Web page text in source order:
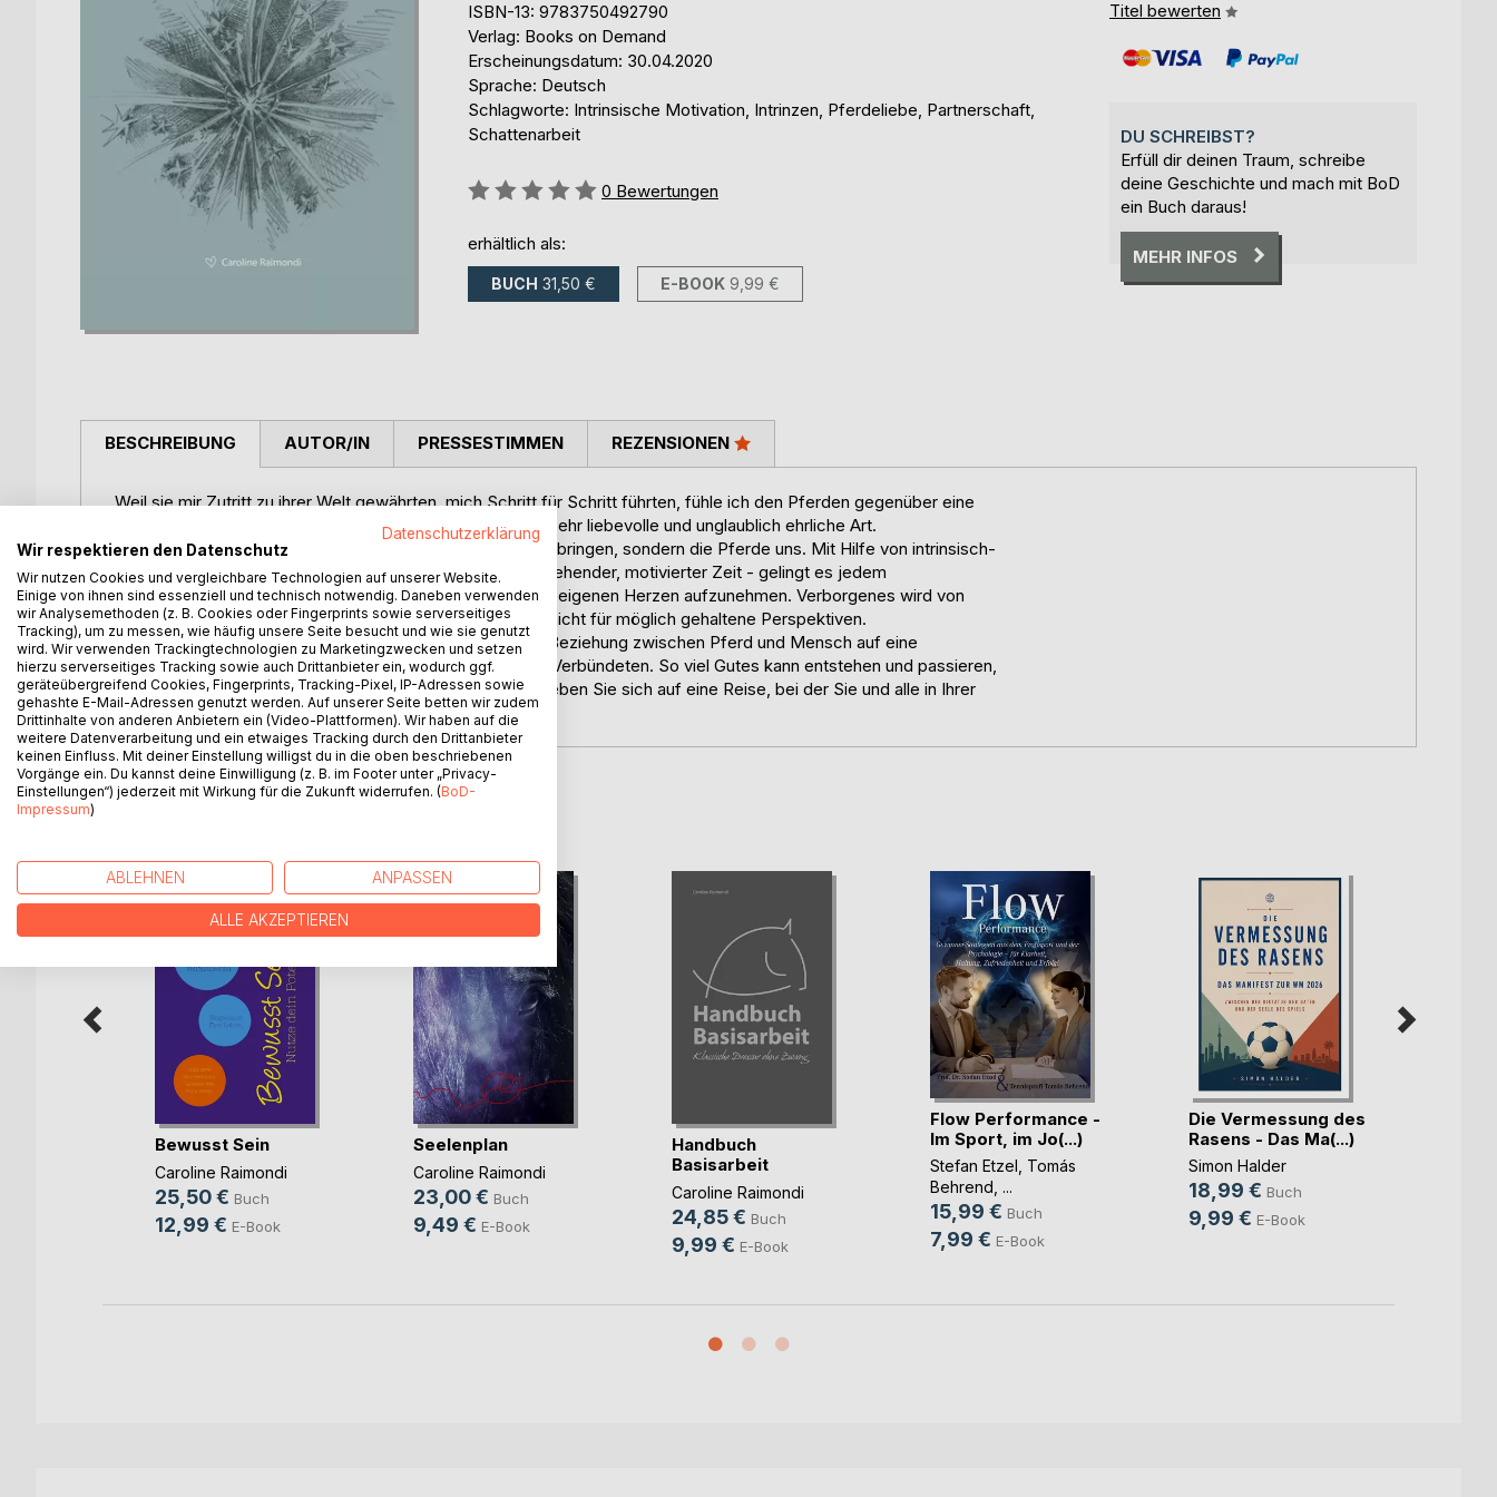
ISBN-13: 9783750492790
Verlag: Books on Demand
Erscheinungsdatum: 30.04.2020
Sprache: Deutsch
Schlagworte: Intrinsische Motivation, Intrinzen, Pferdeliebe, Partnerschaft,
Schattenarbeit
Bewertung::
0 Bewertungen
erhältlich als:
BUCH 31,50 € E-BOOK 9,99 €
Titel bewerten
DU SCHREIBST?
Erfüll dir deinen Traum, schreibe
deine Geschichte und mach mit BoD
ein Buch daraus!
MEHR INFOS
BESCHREIBUNG
Weil sie mir Zutritt zu ihrer Welt gewährten, mich Schritt für Schritt führten, fühle ich den Pferden gegenüber eine
riesengrosse Dankbarkeit. Sie waren hartnäckig auf eine sehr liebevolle und unglaublich ehrliche Art.
Heute weiss ich: Nicht wir müssen den Pferden etwas beibringen, sondern die Pferde uns. Mit Hilfe von intrinsisch-
basierender "Arbeit" - oder gemeinsamer, von innen ausgehender, motivierter Zeit - gelingt es jedem
Pferdebesitzer, Kontakt zum Innern des Pferdes und zum eigenen Herzen aufzunehmen. Verborgenes wird von
alleine sichtbar gemacht und eröffnet somit neue, bisher nicht für möglich gehaltene Perspektiven.
Durch die "Psychomotorik pro Pferd" verändert sich die Beziehung zwischen Pferd und Mensch auf eine
wundervolle Art. Man verbindet sich und wird dadurch zu Verbündeten. So viel Gutes kann entstehen und passieren,
wenn wir uns darauf einlassen. Probieren Sie es aus, begeben Sie sich auf eine Reise, bei der Sie und alle in Ihrer
Umgebung nur gewinnen können.
AUTOR/IN PRESSESTIMMEN REZENSIONEN
WEITERE TITEL BEI
Bewusst Sein
Caroline Raimondi
25,50 € Buch
12,99 € E-Book
Seelenplan
Caroline Raimondi
23,00 € Buch
9,49 € E-Book
Handbuch
Basisarbeit
Caroline Raimondi
24,85 € Buch
9,99 € E-Book
Flow Performance -
Im Sport, im Jo(...)
Stefan Etzel Tomás
Behrend , ...
15,99 € Buch
7,99 € E-Book
Die Vermessung des
Rasens - Das Ma(...)
Simon Halder
18,99 € Buch
9,99 € E-Book
Datenschutzerklärung
Wir respektieren den Datenschutz
Wir nutzen Cookies und vergleichbare Technologien auf unserer Website.
Einige von ihnen sind essenziell und technisch notwendig. Daneben verwenden
wir Analysemethoden (z. B. Cookies oder Fingerprints sowie serverseitiges
Tracking), um zu messen, wie häufig unsere Seite besucht und wie sie genutzt
wird. Wir verwenden Trackingtechnologien zu Marketingzwecken und setzen
hierzu serverseitiges Tracking sowie auch Drittanbieter ein, wodurch ggf.
geräteübergreifend Cookies, Fingerprints, Tracking-Pixel, IP-Adressen sowie
gehashte E-Mail-Adressen genutzt werden. Auf unserer Seite betten wir zudem
Drittinhalte von anderen Anbietern ein (Video-Plattformen). Wir haben auf die
weitere Datenverarbeitung und ein etwaiges Tracking durch den Drittanbieter
keinen Einfluss. Mit deiner Einstellung willigst du in die oben beschriebenen
Vorgänge ein. Du kannst deine Einwilligung (z. B. im Footer unter „Privacy-
Einstellungen“) jederzeit mit Wirkung für die Zukunft widerrufen. (BoD-
Impressum)
ABLEHNEN ANPASSEN
ALLE AKZEPTIEREN